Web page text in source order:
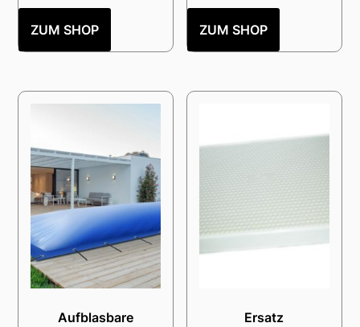
ZUM SHOP ZUM SHOP
Aufblasbare
Ersatz